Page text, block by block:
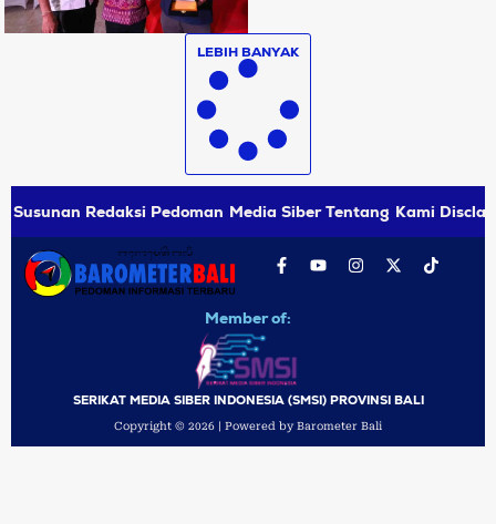
LEBIH BANYAK
Susunan Redaksi Pedoman Media Siber Tentang Kami
Member of:
SERIKAT MEDIA SIBER INDONESIA (SMSI) PROVINSI BALI
Copyright © 2026 | Powered by Barometer Bali